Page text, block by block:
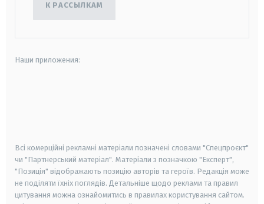
К РАССЫЛКАМ
Наши приложения:
Всі комерційні рекламні матеріали позначені словами "Спецпроєкт"
чи "Партнерський матеріал". Матеріали з позначкою "Експерт",
"Позиція" відображають позицію авторів та героїв. Редакція може
не поділяти їхніх поглядів. Детальніше щодо реклами та правил
цитування можна ознайомитись в правилах користування сайтом.